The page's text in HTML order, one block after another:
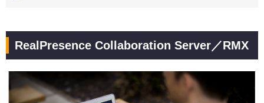
RealPresence Collaboration Server／RMX